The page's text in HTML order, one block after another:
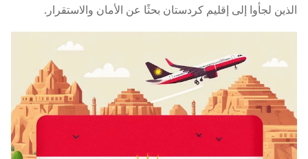
الذين لجأوا إلى إقليم كردستان بحثًا عن الأمان والاستقرار.